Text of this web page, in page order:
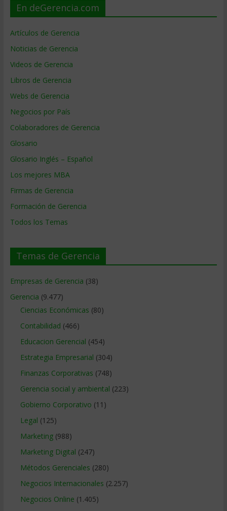
En deGerencia.com
Artículos de Gerencia
Noticias de Gerencia
Videos de Gerencia
Libros de Gerencia
Webs de Gerencia
Negocios por País
Colaboradores de Gerencia
Glosario
Glosario Inglés – Español
Los mejores MBA
Firmas de Gerencia
Formación de Gerencia
Todos los Temas
Temas de Gerencia
Empresas de Gerencia (38)
Gerencia (9.477)
Ciencias Económicas (80)
Contabilidad (466)
Educacion Gerencial (454)
Estrategia Empresarial (304)
Finanzas Corporativas (748)
Gerencia social y ambiental (223)
Gobierno Corporativo (11)
Legal (125)
Marketing(988)
Marketing Digital (247)
Métodos Gerenciales (280)
Negocios Internacionales (2.257)
Negocios Online (1.405)